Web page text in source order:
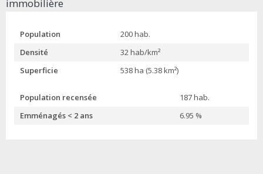
immobilière
Population
200 hab.
Densité
32 hab/km²
Superficie
538 ha (5.38 km²)
Population recensée
187 hab.
Emménagés < 2 ans
6.95 %